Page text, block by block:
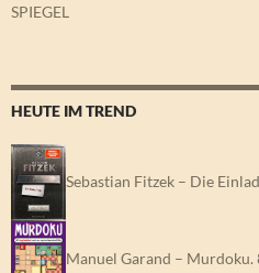
SPIEGEL
HEUTE IM TREND
Sebastian Fitzek – Die
Manuel Garand –